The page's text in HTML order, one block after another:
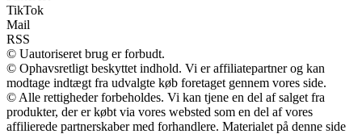
TikTok
Mail
RSS
© Uautoriseret brug er forbudt.
© Ophavsretligt beskyttet indhold. Vi er affiliatepartner og kan
modtage indtægt fra udvalgte køb foretaget gennem vores side.
© Alle rettigheder forbeholdes. Vi kan tjene en del af salget fra
produkter, der er købt via vores websted som en del af vores
affilierede partnerskaber med forhandlere. Materialet på denne side